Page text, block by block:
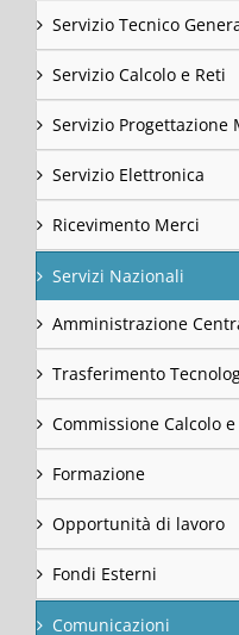
Servizio Tecnico
Servizio Calcolo e Reti
Servizio Progettazione
Servizio Elettronica
Ricevimento Merci
Servizi Nazionali
Amministrazione
Trasferimento
Commissione Calcolo e
Formazione
Opportunità di lavoro
Fondi Esterni
Comunicazioni